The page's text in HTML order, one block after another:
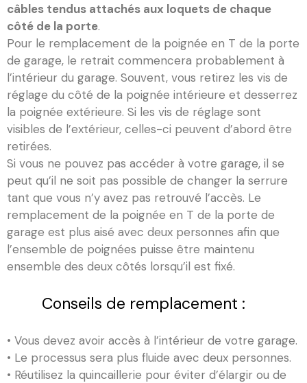
câbles tendus attachés aux loquets de chaque
côté de la porte.
Pour le remplacement de la poignée en T de la porte
de garage, le retrait commencera probablement à
l’intérieur du garage. Souvent, vous retirez les vis de
réglage du côté de la poignée intérieure et desserrez
la poignée extérieure. Si les vis de réglage sont
visibles de l’extérieur, celles-ci peuvent d’abord être
retirées.
Si vous ne pouvez pas accéder à votre garage, il se
peut qu’il ne soit pas possible de changer la serrure
tant que vous n’y avez pas retrouvé l’accès. Le
remplacement de la poignée en T de la porte de
garage est plus aisé avec deux personnes afin que
l’ensemble de poignées puisse être maintenu
ensemble des deux côtés lorsqu’il est fixé.
Conseils de remplacement :
• Vous devez avoir accès à l’intérieur de votre garage.
• Le processus sera plus fluide avec deux personnes.
• Réutilisez la quincaillerie pour éviter d’élargir ou de